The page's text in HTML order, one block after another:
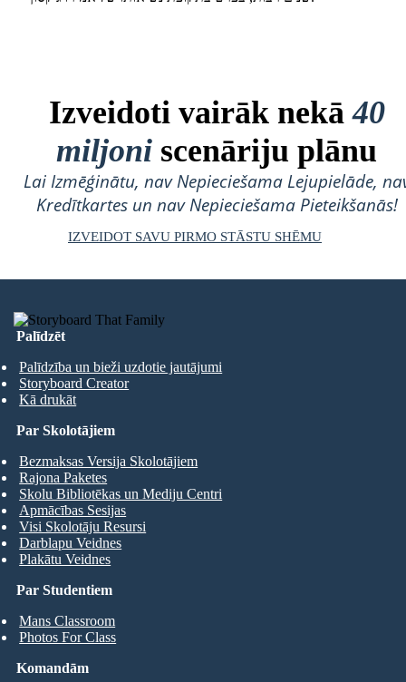
Izveidoti vairāk nekā40
miljoni scenāriju plānu
Lai Izmēģinātu, nav Nepieciešama Lejupielāde,
Kredītkartes un nav Nepieciešama Pieteikšanās!
IZVEIDOT SAVU PIRMO STĀSTU SHĒMU
Palīdzēt
Palīdzība un bieži uzdotie jautājumi
Storyboard Creator
Kā drukāt
Par Studentiem
Mans Classroom
Photos For Class
Par Skolotājiem
Bezmaksas Versija Skolotājiem
Rajona Paketes
Skolu Bibliotēkas un Mediju Centri
Apmācības Sesijas
Visi Skolotāju Resursi
Darblapu Veidnes
Plakātu Veidnes
Komandām